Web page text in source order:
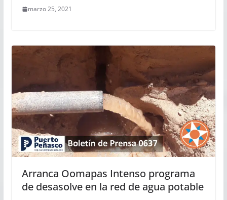
marzo 25, 2021
Arranca Oomapas Intenso programa
de desasolve en la red de agua potable